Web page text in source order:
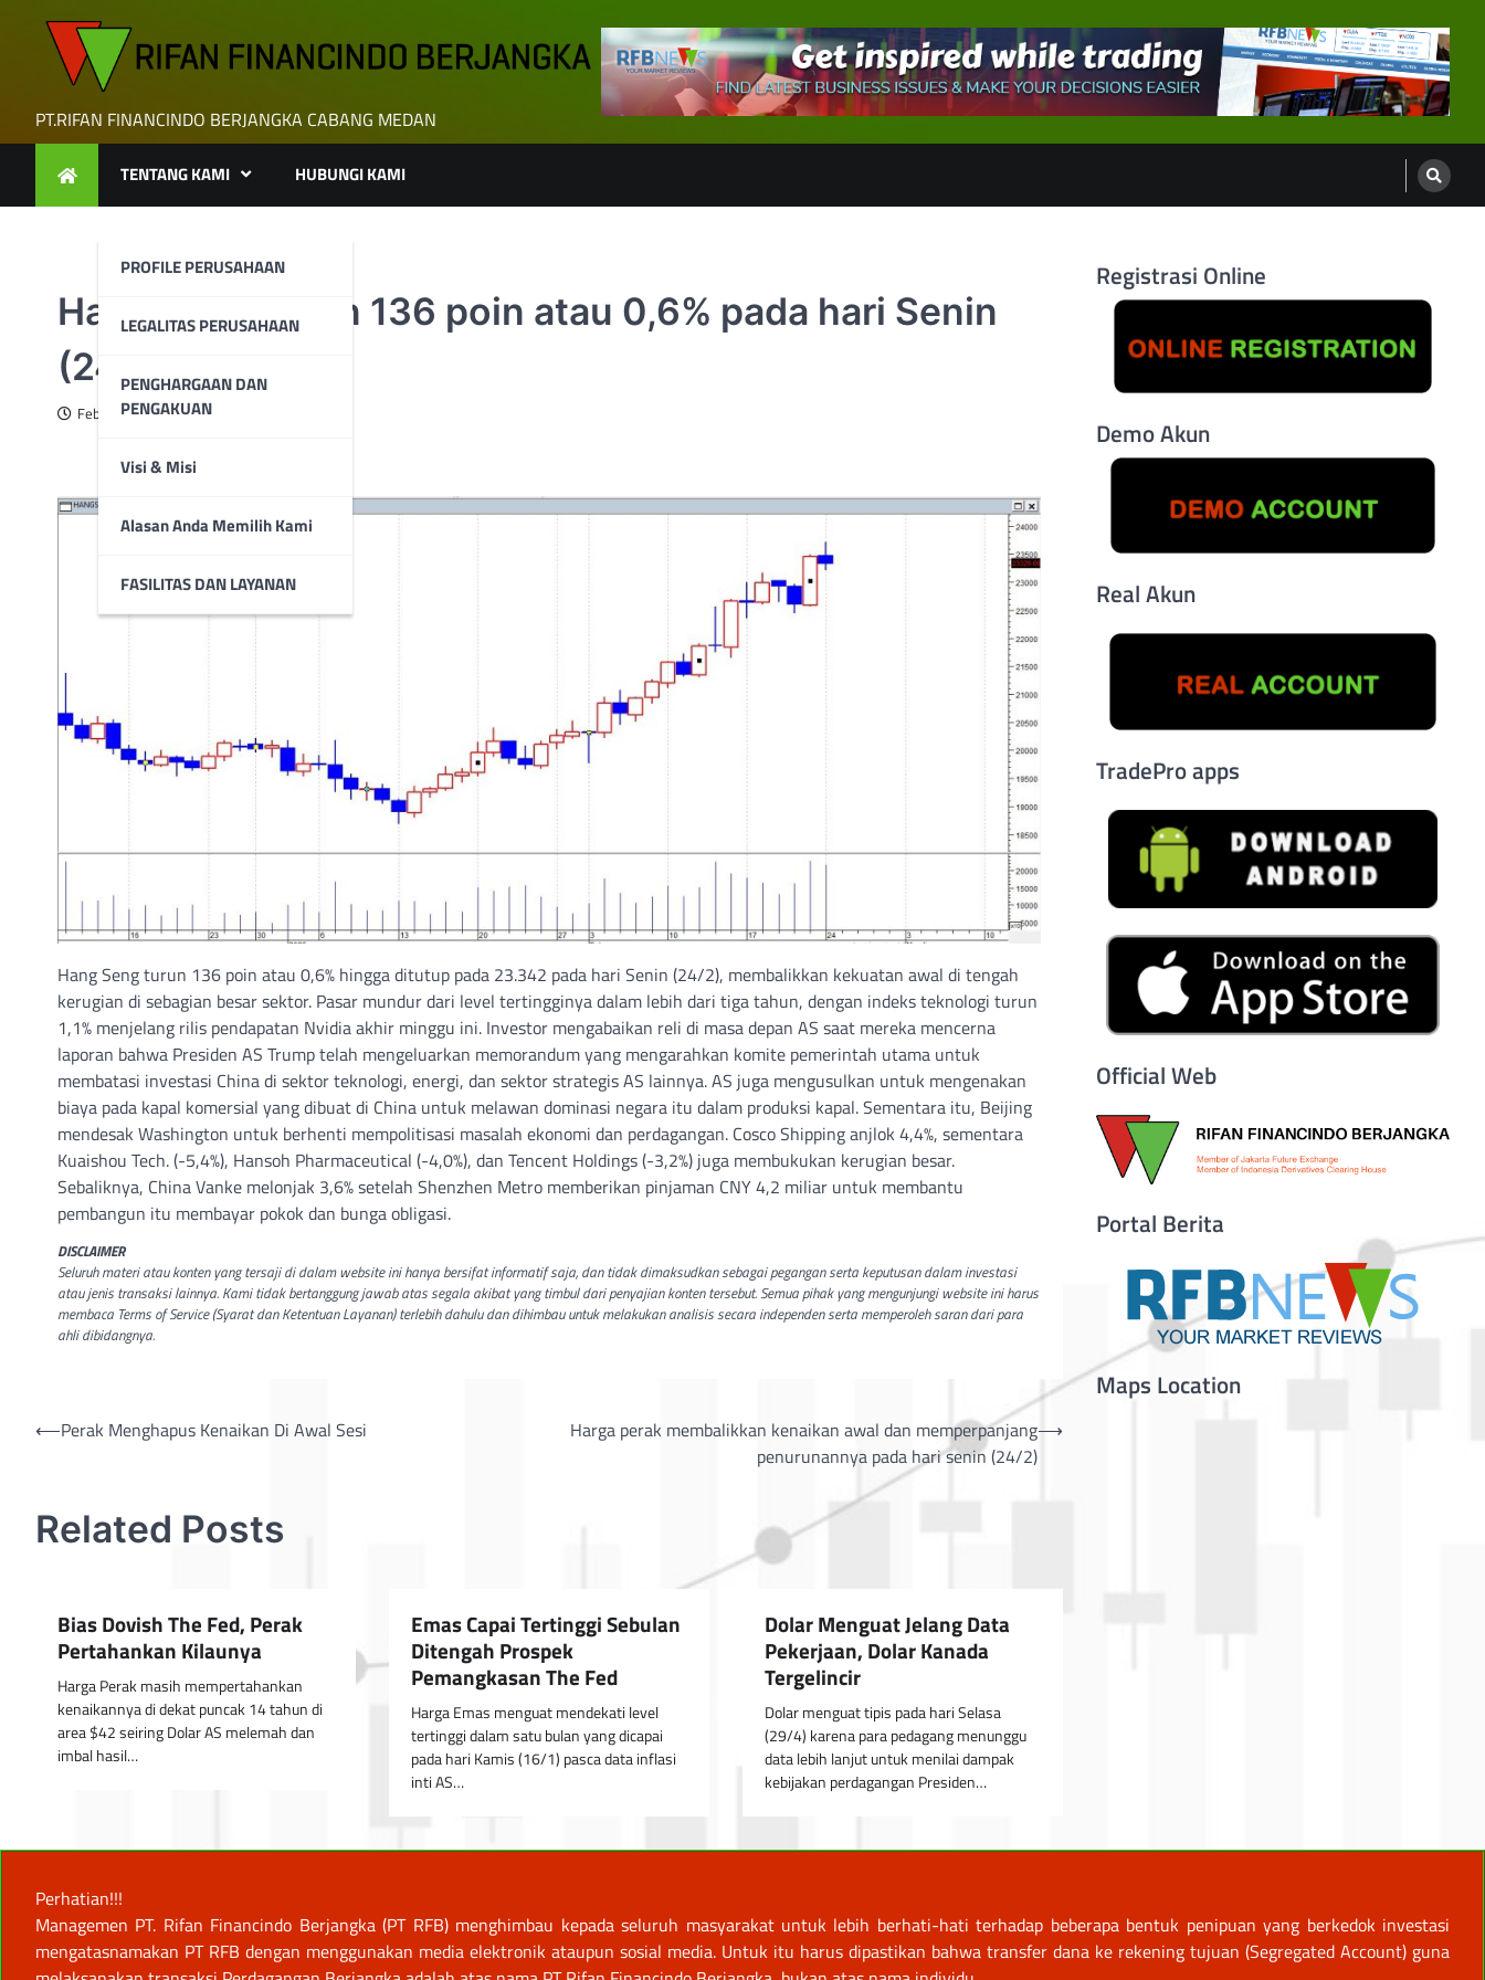
PT.RIFAN FINANCINDO BERJANGKA CABANG MEDAN
TENTANG KAMI
PROFILE PERUSAHAAN
LEGALITAS PERUSAHAAN
PENGHARGAAN DAN
PENGAKUAN
Visi & Misi
Alasan Anda Memilih Kami
FASILITAS DAN LAYANAN
HUBUNGI KAMI
Hang Seng turun 136 poin atau 0,6% pada hari Senin
(24/2)
February 25, 2025
Hang Seng turun 136 poin atau 0,6% hingga ditutup pada 23.342 pada hari Senin (24/2), membalikkan kekuatan awal di tengah
kerugian di sebagian besar sektor. Pasar mundur dari level tertingginya dalam lebih dari tiga tahun, dengan indeks teknologi turun
1,1% menjelang rilis pendapatan Nvidia akhir minggu ini. Investor mengabaikan reli di masa depan AS saat mereka mencerna
laporan bahwa Presiden AS Trump telah mengeluarkan memorandum yang mengarahkan komite pemerintah utama untuk
membatasi investasi China di sektor teknologi, energi, dan sektor strategis AS lainnya. AS juga mengusulkan untuk mengenakan
biaya pada kapal komersial yang dibuat di China untuk melawan dominasi negara itu dalam produksi kapal. Sementara itu, Beijing
mendesak Washington untuk berhenti mempolitisasi masalah ekonomi dan perdagangan. Cosco Shipping anjlok 4,4%, sementara
Kuaishou Tech. (-5,4%), Hansoh Pharmaceutical (-4,0%), dan Tencent Holdings (-3,2%) juga membukukan kerugian besar.
Sebaliknya, China Vanke melonjak 3,6% setelah Shenzhen Metro memberikan pinjaman CNY 4,2 miliar untuk membantu
pembangun itu membayar pokok dan bunga obligasi.
DISCLAIMER
Seluruh materi atau konten yang tersaji di dalam website ini hanya bersifat informatif saja, dan tidak dimaksudkan sebagai pegangan serta keputusan dalam investasi
atau jenis transaksi lainnya. Kami tidak bertanggung jawab atas segala akibat yang timbul dari penyajian konten tersebut. Semua pihak yang mengunjungi website ini harus
membaca Terms of Service (Syarat dan Ketentuan Layanan) terlebih dahulu dan dihimbau untuk melakukan analisis secara independen serta memperoleh saran dari para
ahli dibidangnya.
Post
⟵Perak Menghapus Kenaikan Di Awal Sesi
Harga perak membalikkan kenaikan awal dan memperpanjang
penurunannya pada hari senin (24/2)
⟶
Related Posts
Bias Dovish The Fed, Perak
Pertahankan Kilaunya
Harga Perak masih mempertahankan
kenaikannya di dekat puncak 14 tahun di
area $42 seiring Dolar AS melemah dan
imbal hasil…
Emas Capai Tertinggi Sebulan
Ditengah Prospek
Pemangkasan The Fed
Harga Emas menguat mendekati level
tertinggi dalam satu bulan yang dicapai
pada hari Kamis (16/1) pasca data inflasi
inti AS…
Dolar Menguat Jelang Data
Pekerjaan, Dolar Kanada
Tergelincir
Dolar menguat tipis pada hari Selasa
(29/4) karena para pedagang menunggu
data lebih lanjut untuk menilai dampak
kebijakan perdagangan Presiden…
Registrasi Online
Demo Akun
Real Akun
TradePro apps
Official Web
Portal Berita
Maps Location
Perhatian!!!
Managemen PT. Rifan Financindo Berjangka (PT RFB) menghimbau kepada seluruh masyarakat untuk lebih berhati-hati terhadap beberapa bentuk penipuan yang berkedok investasi
mengatasnamakan PT RFB dengan menggunakan media elektronik ataupun sosial media. Untuk itu harus dipastikan bahwa transfer dana ke rekening tujuan (Segregated Account) guna